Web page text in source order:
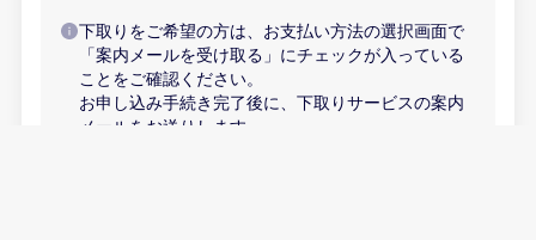
下取りをご希望の方は、お支払い方法の選択画面で
「案内メールを受け取る」にチェックが入っている
ことをご確認ください。
お申し込み手続き完了後に、下取りサービスの案内
メールをお送りします。